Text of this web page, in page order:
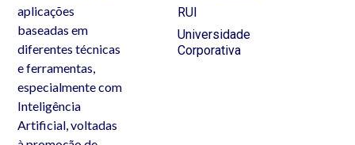
aplicações
baseadas em
diferentes técnicas
e ferramentas,
especialmente com
Inteligência
Artificial, voltadas
RUI
Universidade
Corporativa